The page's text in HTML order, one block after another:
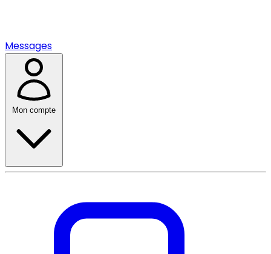
Messages
Mon compte